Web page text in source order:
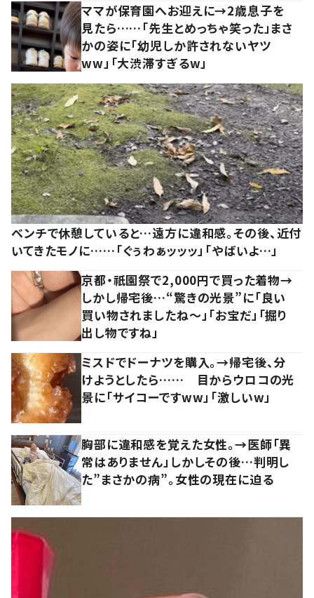
ママが保育園へお迎えに→2歳息子を
見たら……「先生とめっちゃ笑った」まさ
かの姿に「幼児しか許されないヤツ
ww」「大渋滞すぎるw」
ベンチで休憩していると…遠方に違和感。その後、近付
いてきたモノに……「ぐぅわぁッッッ」「やばいよ…」
京都・祇園祭で2,000円で買った着物→
しかし帰宅後…“驚きの光景”に「良い
買い物されましたね～」「お宝だ」「掘り
出し物ですね」
ミスドでドーナツを購入。→帰宅後、分
けようとしたら…… 目からウロコの光
景に「サイコーですww」「激しいw」
胸部に違和感を覚えた女性。→医師「異
常はありません」しかしその後…判明し
た”まさかの病”。女性の現在に迫る